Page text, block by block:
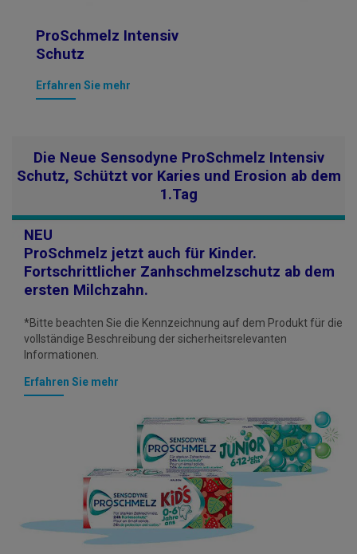
Die Neue Sensodyne ProSchmelz Intensiv
Schutz, Schützt vor Karies und Erosion ab dem
1.Tag
NEU
ProSchmelz jetzt auch für Kinder.
Fortschrittlicher Zanhschmelzschutz ab dem
ersten Milchzahn.
*Bitte beachten Sie die Kennzeichnung auf dem Produkt für die
vollständige Beschreibung der sicherheitsrelevanten
Informationen.
Erfahren Sie mehr
ProSchmelz Intensiv
Schutz
Erfahren Sie mehr